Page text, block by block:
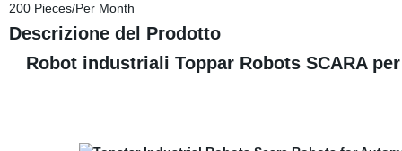
200 Pieces/Per Month
Descrizione del Prodotto
Robot industriali Toppar Robots SCARA